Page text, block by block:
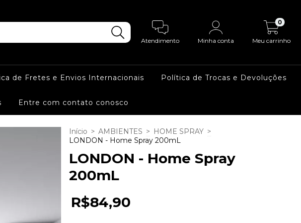
Atendimento Minha conta Meu carrinho
0
de Fretes e Envios Internacionais Política de Trocas e Devoluções
Entre com contato conosco
Início > AMBIENTES > HOME SPRAY >
LONDON - Home Spray 200mL
LONDON - Home Spray
200mL
R$84,90